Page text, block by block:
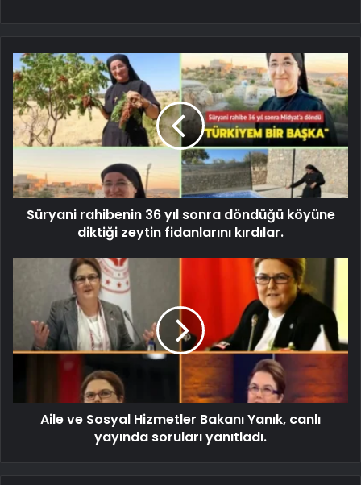
Süryani rahibenin 36 yıl sonra döndüğü köyüne
diktiği zeytin fidanlarını kırdılar.
Aile ve Sosyal Hizmetler Bakanı Yanık, canlı
yayında soruları yanıtladı.